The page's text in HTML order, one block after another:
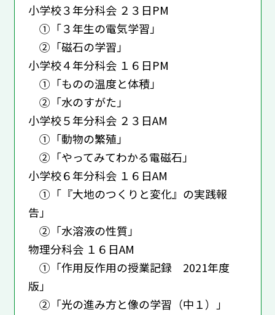
小学校３年分科会 ２３日PM
①「３年生の電気学習」
②「磁石の学習」
小学校４年分科会 １６日PM
①「ものの温度と体積」
②「水のすがた」
小学校５年分科会 ２３日AM
①「動物の繁殖」
②「やってみてわかる電磁石」
小学校６年分科会 １６日AM
①「『大地のつくりと変化』の実践報
告」
②「水溶液の性質」
物理分科会 １６日AM
①「作用反作用の授業記録 2021年度
版」
②「光の進み方と像の学習（中１）」